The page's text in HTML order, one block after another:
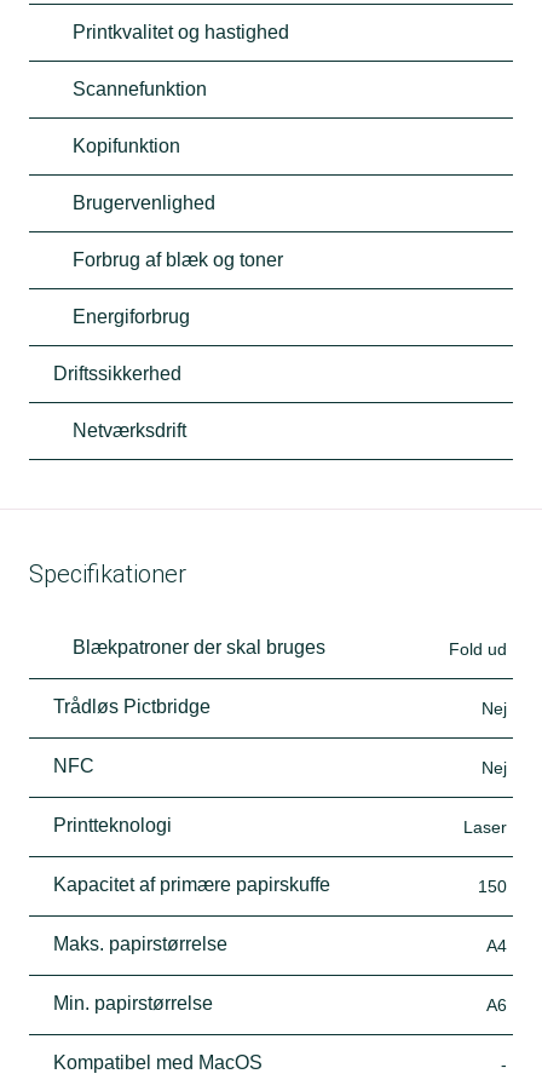
Printkvalitet og hastighed
Scannefunktion
Kopifunktion
Brugervenlighed
Forbrug af blæk og toner
Energiforbrug
Driftssikkerhed
Netværksdrift
Specifikationer
Blækpatroner der skal bruges Fold ud
Trådløs Pictbridge Nej
NFC Nej
Printteknologi Laser
Kapacitet af primære papirskuffe 150
Maks. papirstørrelse A4
Min. papirstørrelse A6
Kompatibel med MacOS -